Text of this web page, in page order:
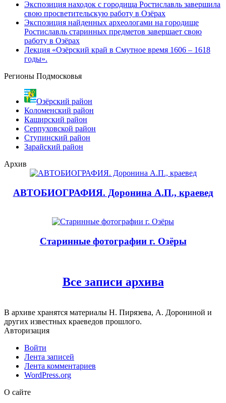
Экспозиция находок с городища Ростиславль завершила
свою просветительскую работу в Озёрах
Экспозиция найденных археологами на городище
Ростиславль старинных предметов завершает свою
работу в Озёрах
Лекция «Озёрский край в Смутное время 1606 – 1618
годы».
Регионы Подмосковья
Озёрский район
Коломенский район
Каширский район
Серпуховской район
Ступинский район
Зарайский район
Архив
АВТОБИОГРАФИЯ. Доронина А.П., краевед
Старинные фотографии г. Озёры
Все записи архива
В архиве хранятся материалы Н. Пирязева, А. Дорониной и
других известных краеведов прошлого.
Авторизация
Войти
Лента записей
Лента комментариев
WordPress.org
О сайте